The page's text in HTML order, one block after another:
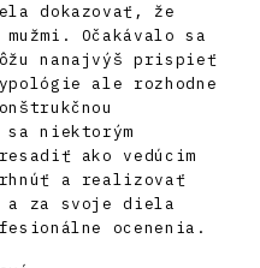
dokazovať, že
Očakávalo sa
nanajvýš prispieť
ale rozhodne
niektorým
ako vedúcim
a realizovať
a za svoje diela
ocenenia.